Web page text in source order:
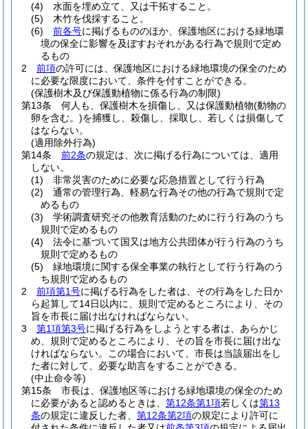
(4)
水面を埋め立て、又は干拓すること。
(5)
木竹を伐採すること。
(6)
前各号に掲げるもののほか、保護地区における緑地環
境の保全に影響を及ぼすおそれがある行為で規則で定め
るもの
2
前項の許可には、保護地区における緑地環境の保全のため
に必要な限度において、条件を付すことができる。
(保護樹木及び保護動植物に係る行為の制限)
第13条
何人も、保護樹木を損傷し、又は保護動植物(動物の
卵を含む。)を捕獲し、殺傷し、採取し、若しくは損傷して
はならない。
(適用除外行為)
第14条
前2条の規定は、次に掲げる行為については、適用
しない。
(1)
非常災害のために必要な応急措置として行う行為
(2)
通常の管理行為、軽易な行為その他の行為で規則で定
めるもの
(3)
学術調査研究その他教育活動のために行う行為のうち
規則で定めるもの
(4)
法令に基づいて国又は地方公共団体が行う行為のうち
規則で定めるもの
(5)
緑地環境に関する保全事業の執行として行う行為のう
ち規則で定めるもの
2
前項第1号に掲げる行為をした者は、その行為をした日か
ら起算して14日以内に、規則で定めるところにより、その
旨を市長に届け出なければならない。
3
第1項第3号に掲げる行為をしようとする者は、あらかじ
め、規則で定めるところにより、その旨を市長に届け出な
ければならない。
この場合において、市長は当該届出をし
た者に対して、必要な助言をすることができる。
(中止命令等)
第15条
市長は、保護地区等における緑地環境の保全のため
に必要があると認めるときは、 第12条第1項若しくは第13
条の規定に違反した者、 第12条第2項の規定により許可に